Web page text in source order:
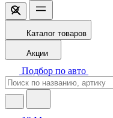
Каталог товаров
Акции
Подбор по авто